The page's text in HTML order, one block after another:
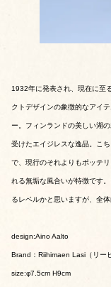
1932年に発表され、現在に至
クトデザインの象徴的なアイ
ー。フィンランドの美しい湖
受けたエイジレスな逸品。こ
で、現行のそれよりもポッテ
れる無垢な風合いが特徴です
るレベルかと思いますが、全
design:Aino Aalto
Brand：Riihimaen Lasi（リー
size:φ7.5cm H9cm